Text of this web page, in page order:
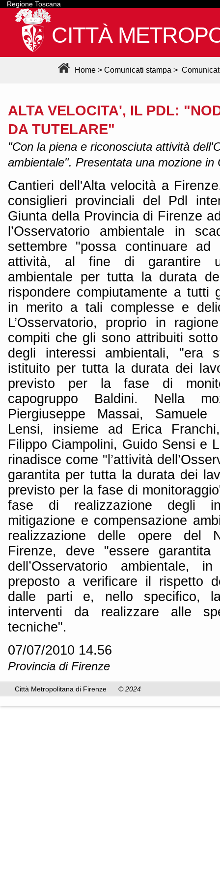
Regione Toscana
CITTÀ
Home > Comunicati stampa >
ALTA VELOCITA', IL PDL:
DA TUTELARE"
"Con la piena e riconosciuta attività
ambientale". Presentata una mozione in
Cantieri dell'Alta velocità a
consiglieri provinciali del Pdl
Giunta della Provincia di Firenze
l’Osservatorio ambientale in
settembre "possa continuare ad
attività, al fine di garantire
ambientale per tutta la durata
rispondere compiutamente a tutti
in merito a tali complesse e
L’Osservatorio, proprio in
compiti che gli sono attribuiti
degli interessi ambientali, "era
istituito per tutta la durata dei
previsto per la fase di
capogruppo Baldini. Nella
Piergiuseppe Massai,
Lensi, insieme ad Erica
Filippo Ciampolini, Guido Sensi e
rinadisce come "l’attività
garantita per tutta la durata dei
previsto per la fase di
fase di realizzazione degli
mitigazione e compensazione
realizzazione delle opere del
Firenze, deve "essere
dell’Osservatorio ambientale,
preposto a verificare il rispetto
dalle parti e, nello specifico,
interventi da realizzare alle
tecniche".
07/07/2010 14.56
Provincia di Firenze
Città Metropolitana di Firenze © 2024